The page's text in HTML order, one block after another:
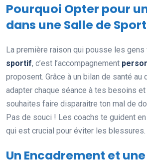
Pourquoi Opter pour
dans une Salle de
La première raison qui pousse les gens
sportif, c’est l’accompagnement
proposent. Grâce à un bilan de santé au
adapter chaque séance à tes besoins
souhaites faire disparaitre ton mal de
Pas de souci ! Les coachs te guident
qui est crucial pour éviter les blessures.
Un Encadrement et